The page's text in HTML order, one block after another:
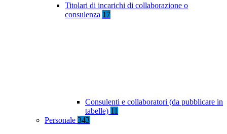
Titolari di incarichi di collaborazione o
consulenza 17
Consulenti e collaboratori (da pubblicare in
tabelle) 11
Personale 343